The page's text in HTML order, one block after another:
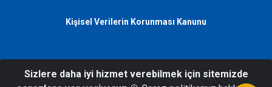
Kişisel Verilerin Korunması Kanunu
© 2026 T.C. İçişleri Bakanlığı Afet ve
Sizlere daha iyi hizmet verebilmek için sitemizde